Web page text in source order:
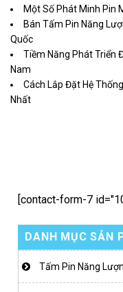
Một Số Phát Minh Pin
Bán Tấm Pin Năng
Quốc
Tiềm Năng Phát Triển
Nam
Cách Lắp Đặt Hệ
Nhất
[contact-form-7
DANH MỤC SẢN
Tấm Pin Năng